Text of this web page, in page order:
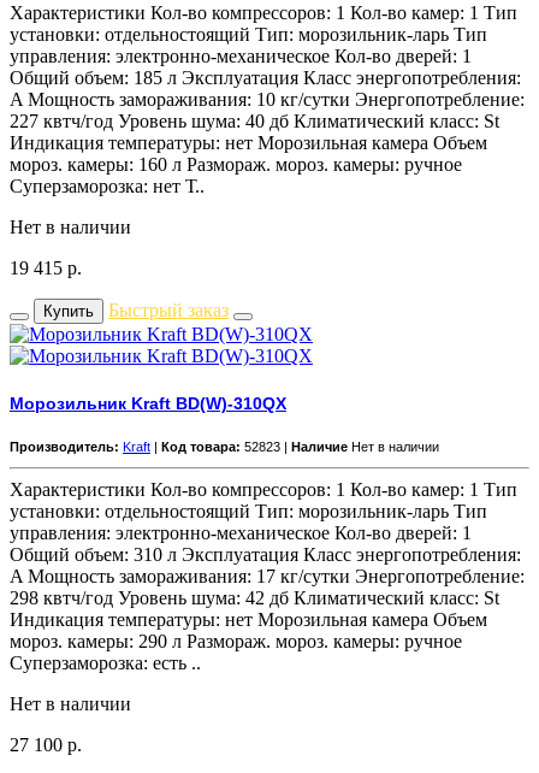
Характеристики Кол-во компрессоров: 1 Кол-во камер: 1 Тип
установки: отдельностоящий Тип: морозильник-ларь Тип
управления: электронно-механическое Кол-во дверей: 1
Общий объем: 185 л Эксплуатация Класс энергопотребления:
A Мощность замораживания: 10 кг/cутки Энергопотребление:
227 квтч/год Уровень шума: 40 дб Климатический класс: St
Индикация температуры: нет Морозильная камера Объем
мороз. камеры: 160 л Размораж. мороз. камеры: ручное
Суперзаморозка: нет Т..
Нет в наличии
19 415 р.
Купить Быстрый заказ
Морозильник Kraft BD(W)-310QX
Производитель: Kraft Код товара: 52823 | Наличие Нет в наличии
Характеристики Кол-во компрессоров: 1 Кол-во камер: 1 Тип
установки: отдельностоящий Тип: морозильник-ларь Тип
управления: электронно-механическое Кол-во дверей: 1
Общий объем: 310 л Эксплуатация Класс энергопотребления:
A Мощность замораживания: 17 кг/cутки Энергопотребление:
298 квтч/год Уровень шума: 42 дб Климатический класс: St
Индикация температуры: нет Морозильная камера Объем
мороз. камеры: 290 л Размораж. мороз. камеры: ручное
Суперзаморозка: есть ..
Нет в наличии
27 100 р.